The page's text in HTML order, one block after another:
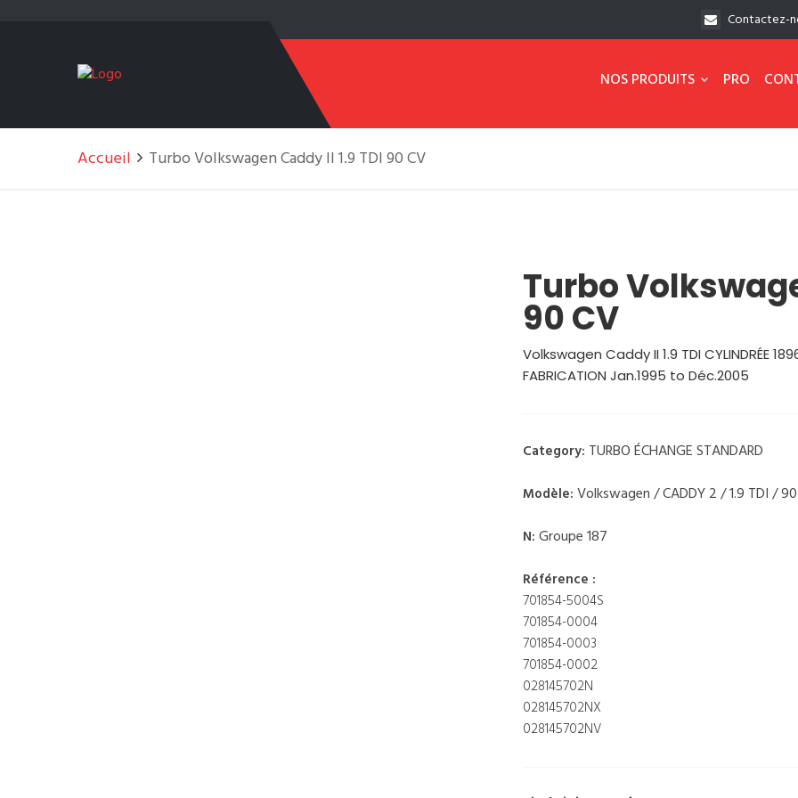
Contactez-
NOS PRODUITS PRO
Accueil Turbo Volkswagen Caddy II 1.9 TDI 90 CV
Turbo
90 CV
Volkswagen Caddy II 1.9 TDI CYLINDRÉE
FABRICATION Jan.1995 to Déc.2005
Category: TURBO ÉCHANGE STANDARD
Modèle: Volkswagen / CADDY 2 / 1.9 TDI /
N: Groupe 187
Référence :
701854-5004S
701854-0004
701854-0003
701854-0002
028145702N
028145702NX
028145702NV